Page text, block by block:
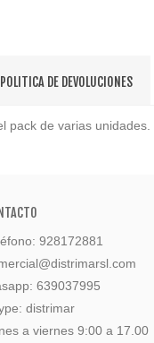
POLITICA DE DEVOLUCIONES
pack de varias
928172881
639037995
distrimar
a viernes 9:00 a 17.00